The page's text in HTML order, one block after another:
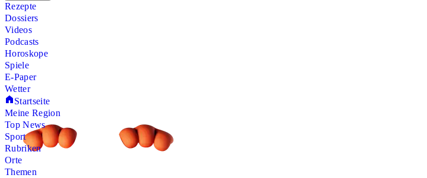
Rezepte
Dossiers
Videos
Podcasts
Horoskope
Spiele
E-Paper
Wetter
Startseite
Meine Region
Top News
Sport
Rubriken
Orte
Themen